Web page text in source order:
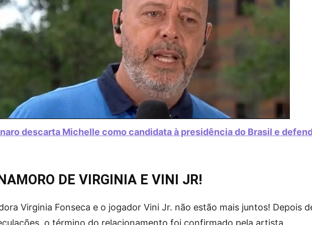
descarta Michelle como candidata à presidência do Brasil e
DE VIRGINIA E VINI JR!
Virginia Fonseca e o jogador Vini Jr. não estão mais juntos! Depois
o término do relacionamento foi confirmado pela artista,